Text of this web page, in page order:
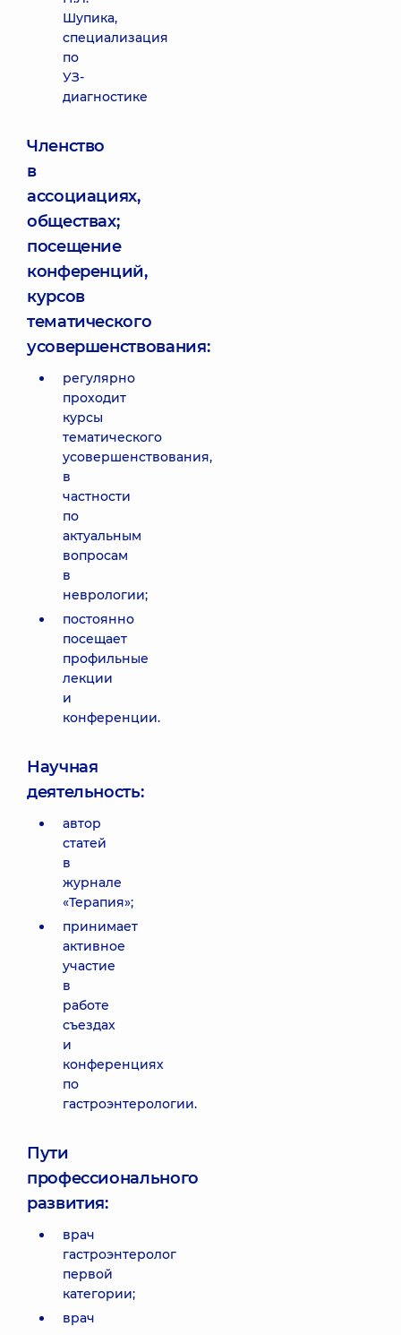
Шупика,
специализация
по
УЗ-
диагностике
Членство
в
ассоциациях,
обществах;
посещение
конференций,
курсов
тематического
усовершенствования:
регулярно
проходит
курсы
тематического
усовершенствования,
в
частности
по
актуальным
вопросам
в
неврологии;
постоянно
посещает
профильные
лекции
и
конференции.
Научная
деятельность:
автор
статей
в
журнале
«Терапия»;
принимает
активное
участие
в
работе
съездах
и
конференциях
по
гастроэнтерологии.
Пути
профессионального
развития:
врач
гастроэнтеролог
первой
категории;
врач